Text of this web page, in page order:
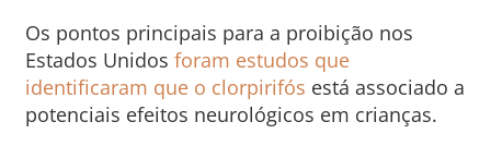
Os pontos principais para a proibição nos
Estados Unidos foram estudos que
identificaram que o clorpirifós está associado a
potenciais efeitos neurológicos em crianças.